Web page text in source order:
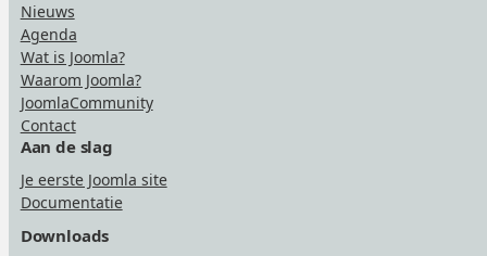
Nieuws
Agenda
Wat is Joomla?
Waarom Joomla?
JoomlaCommunity
Contact
Aan de slag
Je eerste Joomla site
Documentatie
Downloads